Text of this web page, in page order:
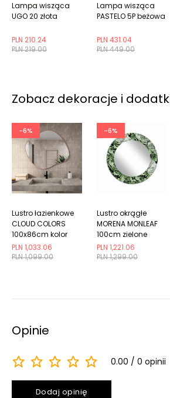
PLN 219.00
PLN 210.24
Lampa wisząca
UGO 20 złota
PLN 449.00
PLN 431.04
Lampa wisząca
PASTELO 5P beżowa
Zobacz dekoracje i
-6%
PLN 1,099.00
PLN 1,033.06
Lustro łazienkowe
CLOUD COLORS
100x86cm kolor
ramki do wyboru
-6%
PLN 1,299.00
PLN 1,221.06
Lustro okrągłe
MORENA MONLEAF
100cm zielone
Opinie
0.00 0 opinii
Dodaj opinię